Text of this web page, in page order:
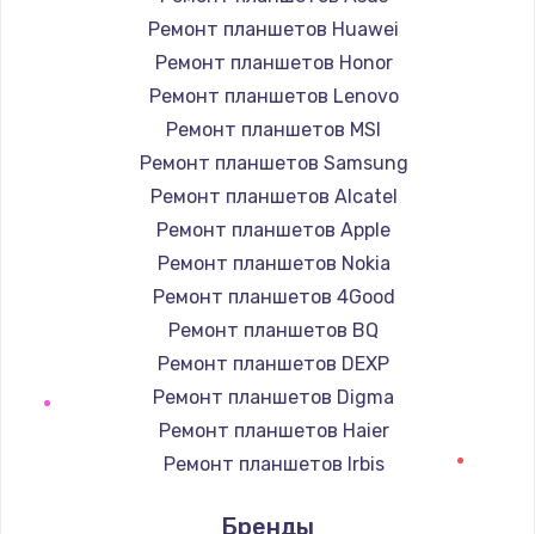
Заказать
Ремонт подсветки
1200 руб.
Заказать
Настройка BIOS
930 руб.
Заказать
Замена SSD
990 руб.
Заказать
Восстановление данных
Ремонт планшетов Huawei
Ремонт планшетов Honor
Ремонт планшетов Lenovo
Ремонт планшетов MSI
Ремонт планшетов Samsung
Ремонт планшетов Alcatel
Ремонт планшетов Apple
Ремонт планшетов Nokia
Ремонт планшетов 4Good
Ремонт планшетов BQ
Ремонт планшетов DEXP
Ремонт планшетов Digma
Ремонт планшетов Haier
Ремонт планшетов Irbis
Бренды